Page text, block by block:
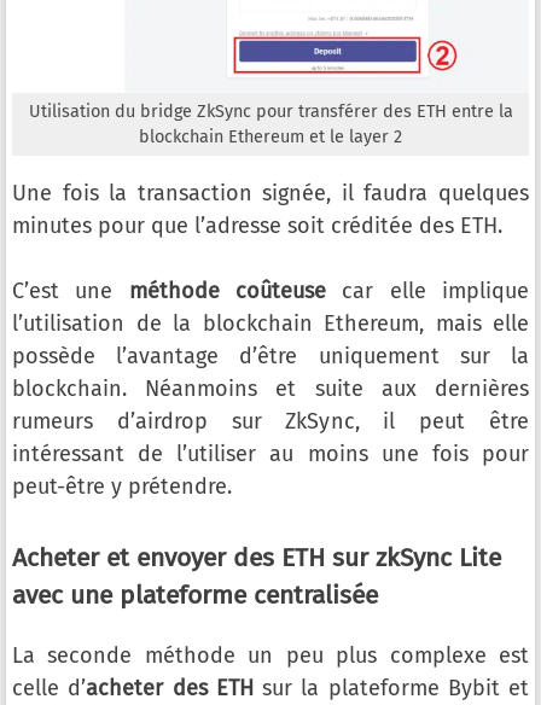
Utilisation du bridge ZkSync pour transférer des ETH entre la
blockchain Ethereum et le layer 2
Une fois la transaction signée, il faudra quelques
minutes pour que l’adresse soit créditée des ETH.
C’est une méthode coûteuse car elle implique
l’utilisation de la blockchain Ethereum, mais elle
possède l’avantage d’être uniquement sur la
blockchain. Néanmoins et suite aux dernières
rumeurs d’airdrop sur ZkSync, il peut être
intéressant de l’utiliser au moins une fois pour
peut-être y prétendre.
Acheter et envoyer des ETH sur zkSync Lite
avec une plateforme centralisée
La seconde méthode un peu plus complexe est
celle d’acheter des ETH sur la plateforme Bybit et